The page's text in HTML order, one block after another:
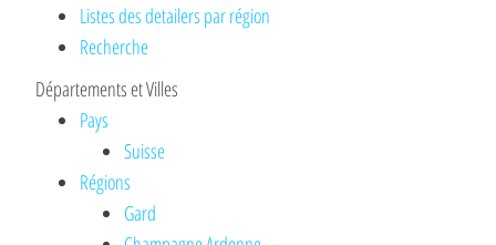
Listes des detailers par région
Recherche
Départements et Villes
Pays
Suisse
Régions
Gard